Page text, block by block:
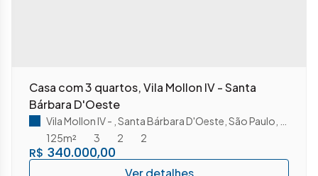
Casa com 3 quartos, Vila Mollon IV - Santa
Bárbara D'Oeste
R$ 340.000,00
Vila Mollon IV Santa Bárbara D'Oeste São Paulo
3
2
125m² 2